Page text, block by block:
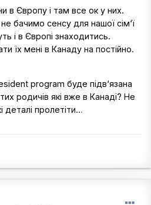
в Європу і там все ок у них.
бачимо сенсу для нашої сім‘ї
і в Європі знаходитись.
їх мені в Канаду на постійно.
program буде підв‘язана
родичів які вже в Канаді? Не
деталі пролетіти…